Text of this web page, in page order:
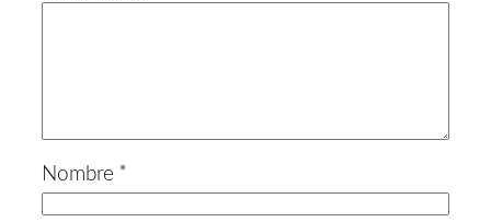
Nombre *